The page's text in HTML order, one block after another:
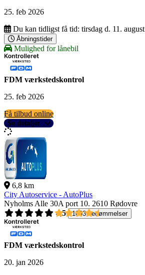
25. feb 2026
Du kan tidligst få tid: tirsdag d. 11. august
Åbningstider
Mulighed for lånebil
FDM værkstedskontrol
25. feb 2026
Få tilbud online
Se detaljer
6,8 km
City Autoservice - AutoPlus
Nyholms Alle 30A port 10. 2610 Rødovre
4,5
1093 bedømmelser
FDM værkstedskontrol
20. jan 2026